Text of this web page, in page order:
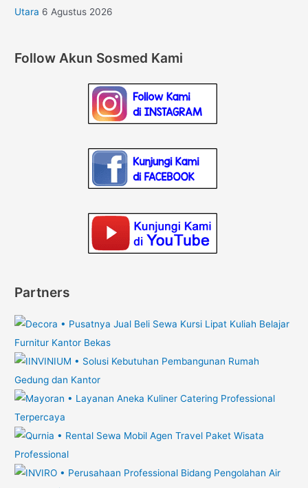
Utara 6 Agustus 2026
Follow Akun Sosmed Kami
Partners